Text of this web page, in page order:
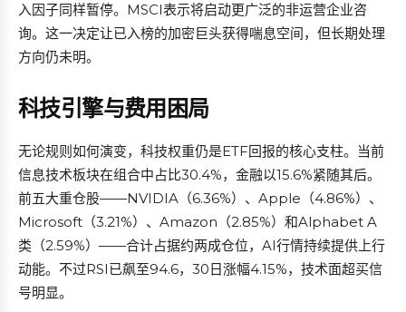
入因子同样暂停。MSCI表示将启动更广泛的非运营企业咨
询。这一决定让已入榜的加密巨头获得喘息空间，但长期处理
方向仍未明。
科技引擎与费用困局
无论规则如何演变，科技权重仍是ETF回报的核心支柱。当前
信息技术板块在组合中占比30.4%，金融以15.6%紧随其后。
前五大重仓股——NVIDIA（6.36%）、Apple（4.86%）、
Microsoft（3.21%）、Amazon（2.85%）和Alphabet A
类（2.59%）——合计占据约两成仓位，AI行情持续提供上行
动能。不过RSI已飙至94.6，30日涨幅4.15%，技术面超买信
号明显。